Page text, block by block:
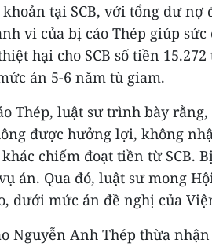
tại SCB, với tổng dư nợ
vi của bị cáo Thép giúp
hại cho SCB số tiền
án 5-6 năm tù giam.
Thép, luật sư trình bày
được hưởng lợi, không
chiếm đoạt tiền từ SCB.
án. Qua đó, luật sư mong
dưới mức án đề nghị của
Nguyễn Anh Thép thừa